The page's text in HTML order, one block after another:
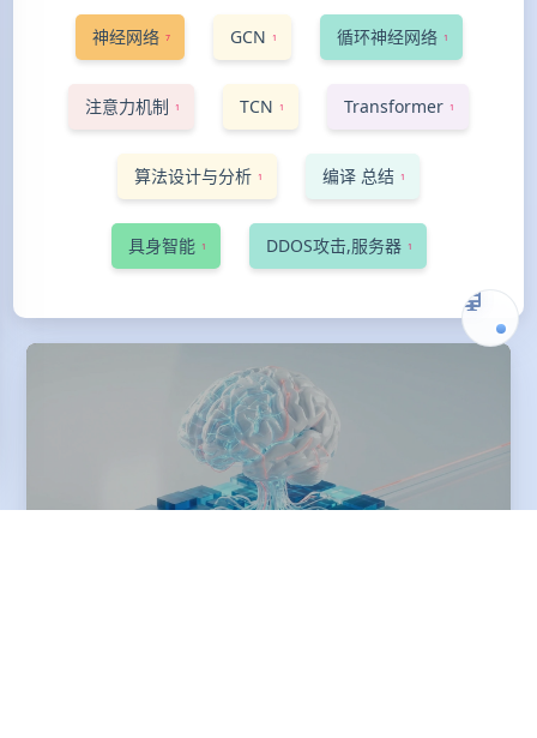
神经网络 7 GCN 1 循环神经网络 1
注意力机制 1 TCN 1 Transformer 1
算法设计与分析 1 编译 总结 1
具身智能 1 DDOS攻击,服务器 1